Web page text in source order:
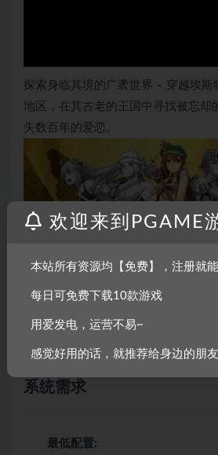
探索身临其境的广袤世界 – 穿越埃斯
地区，在其古老的王国中寻找被忘却
失数百年的爱恋。
绝非“非黑即白”的复杂人性 – 各种行
每一步都会对接下来的旅程造成影响
系统需求
最低配置:
欢迎来到PGAME
本站所有资源均【免费】，注册就
每日可免费下载10款游戏
用爱发电，运营不易~
感觉好用的话，就推荐给身边的朋